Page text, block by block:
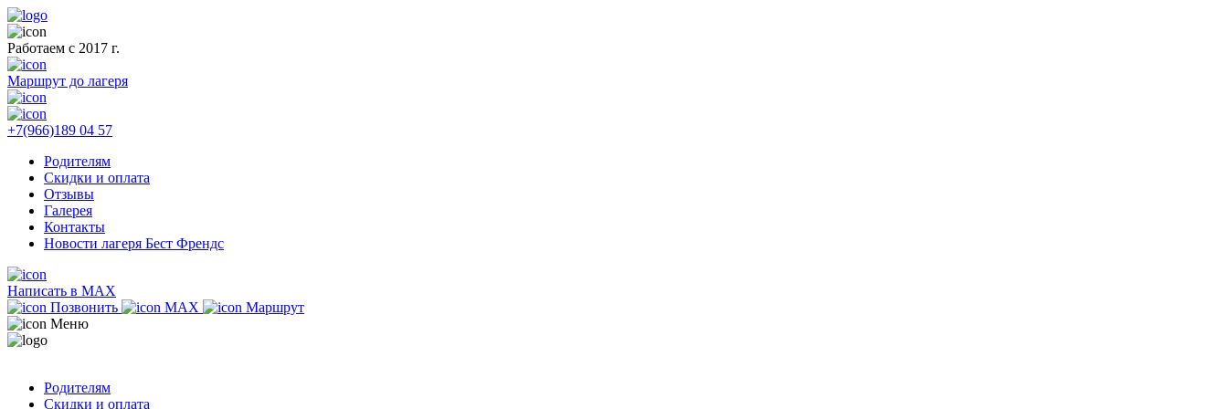
Работаем с 2017 г.
Маршрут до лагеря
+7(966)189 04 57
Родителям
Скидки и оплата
Отзывы
Галерея
Контакты
Новости лагеря Бест Френдс
Написать в MAX
Позвонить
MAX
Маршрут
Меню
Родителям
Скидки и оплата